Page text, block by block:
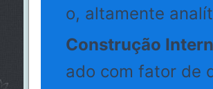
o, altamente
Construção
ado com fator de